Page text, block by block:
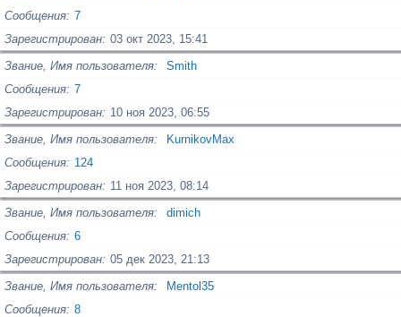
Сообщения 7
Зарегистрирован 03 окт 2023, 15:41
Звание, Имя пользователя
Smith
Сообщения 7
Зарегистрирован
10 ноя 2023, 06:55
Звание, Имя пользователя
KurnikovMax
Сообщения
124
Зарегистрирован
11 ноя 2023, 08:14
Звание, Имя пользователя
dimich
Сообщения 6
Зарегистрирован 05 дек 2023, 21:13
Звание, Имя пользователя
Mentol35
Сообщения 8